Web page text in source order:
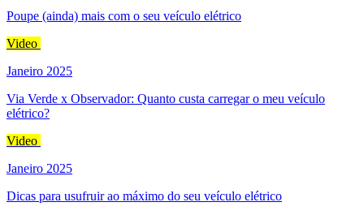
Poupe (ainda) mais com o seu veículo elétrico
Video
Janeiro 2025
Via Verde x Observador: Quanto custa carregar o meu veículo
elétrico?
Video
Janeiro 2025
Dicas para usufruir ao máximo do seu veículo elétrico